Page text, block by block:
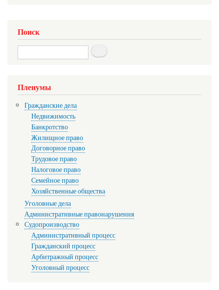
Поиск
Search
Пленумы
Гражданские дела
Недвижимость
Банкротство
Жилищное право
Договорное право
Трудовое право
Налоговое право
Семейное право
Хозяйственные общества
Уголовные дела
Административные правонарушения
Судопроизводство
Административный процесс
Гражданский процесс
Арбитражный процесс
Уголовный процесс